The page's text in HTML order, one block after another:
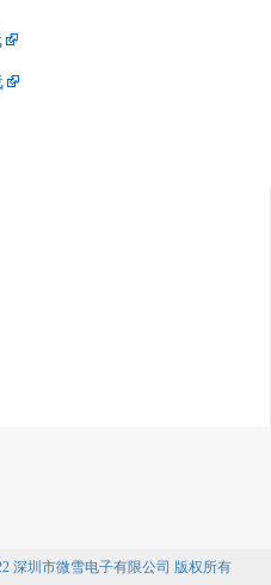
深圳市微雪电子有限公司 版权所有